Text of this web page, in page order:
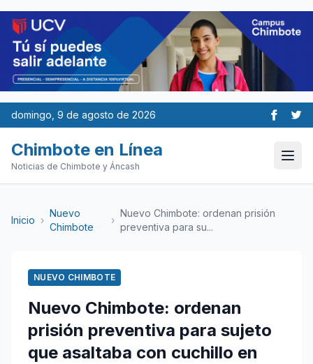
domingo, 9 de agosto de 2026
Chimbote en Línea
Noticias de Chimbote y Áncash
Inicio ›
Nuevo
Chimbote
›
Nuevo Chimbote: ordenan prisión
preventiva para su...
NUEVO CHIMBOTE
Nuevo Chimbote: ordenan
prisión preventiva para sujeto
que asaltaba con cuchillo en